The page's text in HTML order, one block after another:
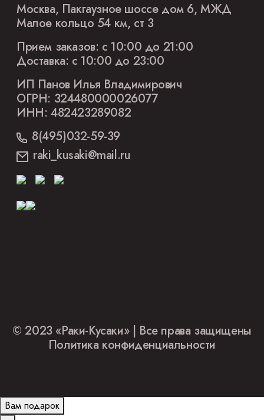
Москва, Пакгаузное шоссе дом 6, МЖД
Малое кольцо 54 км, ст 3
Прием заказов: с 10:00 до 21:00
Доставка: с 10:00 до 23:00
ИП Панов Илья Владимирович
ОГРН: 324480000026077
ИНН: 482423289082
8(495)032-59-39
raki_kusaki@mail.ru
© 2023 «Раки-Кусаки» | Все права защищены
Политика конфиденциальности
Вам подарок